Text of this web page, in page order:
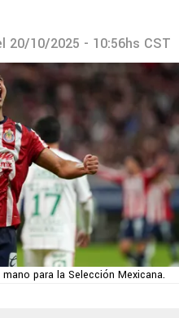
20/10/2025 - 10:56hs CST
para la Selección Mexicana.